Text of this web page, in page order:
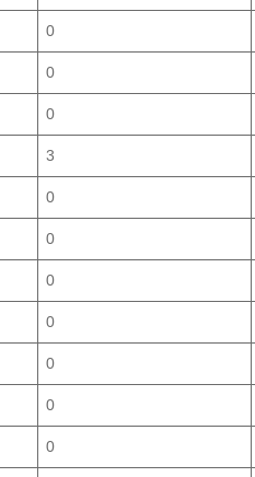
0
0
0
3
0
0
0
0
0
0
0